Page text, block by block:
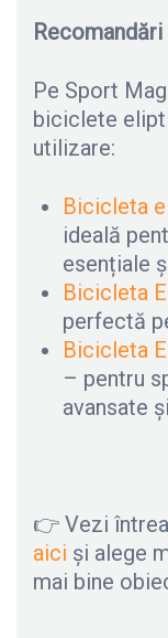
Pe Sport
biciclete
utilizare:
Bicicleta
ideală
esențiale
Bicicleta
perfectă
Bicicleta
– pentru
avansate
👉 Vezi
aici și alege
mai bine